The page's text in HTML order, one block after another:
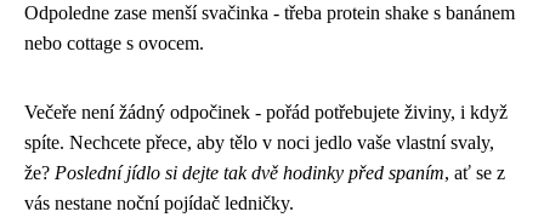
Odpoledne zase menší svačinka - třeba protein shake s banánem
nebo cottage s ovocem.
Večeře není žádný odpočinek - pořád potřebujete živiny, i když
spíte. Nechcete přece, aby tělo v noci jedlo vaše vlastní svaly,
že? Poslední jídlo si dejte tak dvě hodinky před spaním, ať se z
vás nestane noční pojídač ledničky.